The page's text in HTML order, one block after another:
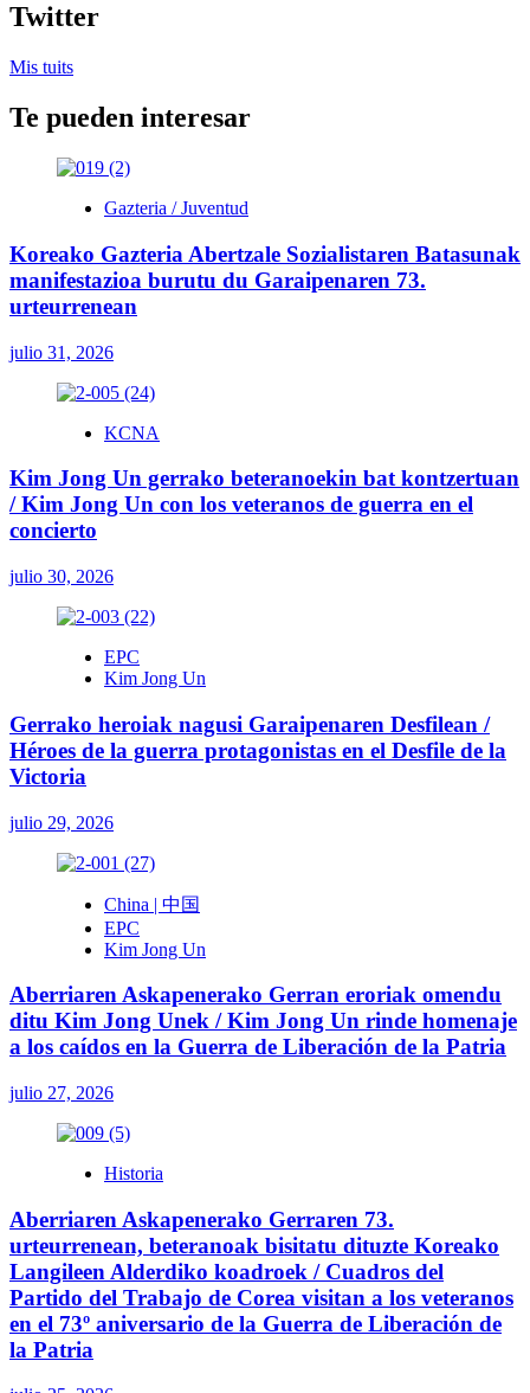
Twitter
Mis tuits
Te pueden interesar
Gazteria / Juventud
Koreako Gazteria Abertzale Sozialistaren Batasunak
manifestazioa burutu du Garaipenaren 73.
urteurrenean
julio 31, 2026
KCNA
Kim Jong Un gerrako beteranoekin bat kontzertuan
/ Kim Jong Un con los veteranos de guerra en el
concierto
julio 30, 2026
EPC
Kim Jong Un
Gerrako heroiak nagusi Garaipenaren Desfilean /
Héroes de la guerra protagonistas en el Desfile de la
Victoria
julio 29, 2026
China | 中国
EPC
Kim Jong Un
Aberriaren Askapenerako Gerran eroriak omendu
ditu Kim Jong Unek / Kim Jong Un rinde homenaje
a los caídos en la Guerra de Liberación de la Patria
julio 27, 2026
Historia
Aberriaren Askapenerako Gerraren 73.
urteurrenean, beteranoak bisitatu dituzte Koreako
Langileen Alderdiko koadroek / Cuadros del
Partido del Trabajo de Corea visitan a los veteranos
en el 73º aniversario de la Guerra de Liberación de
la Patria